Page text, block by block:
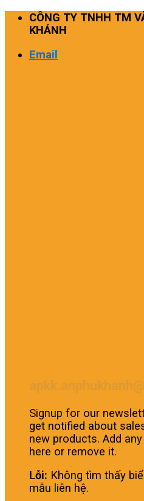
Skip
CÔNG TY TNHH TM
KHÁNH
Email
Signup for our
get notified about
new products. Add
here or remove it.
Lỗi: Không tìm thấy
mẫu liên hệ.